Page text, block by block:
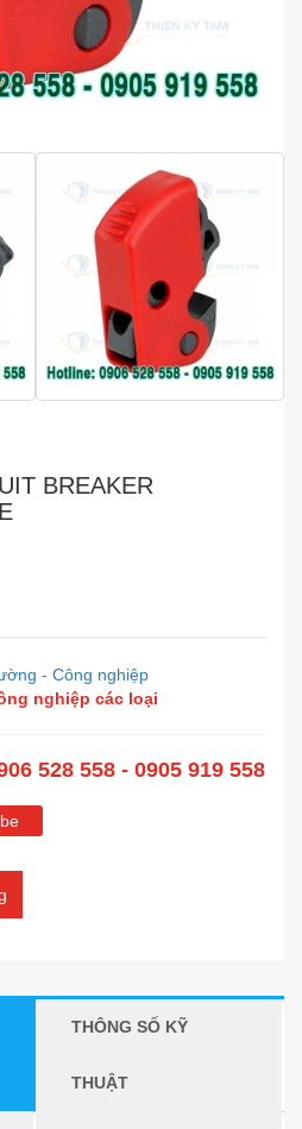
BREAKER
- Công nghiệp
nghiệp các loại
528 558 - 0905 919 558
THÔNG SỐ KỸ
THUẬT